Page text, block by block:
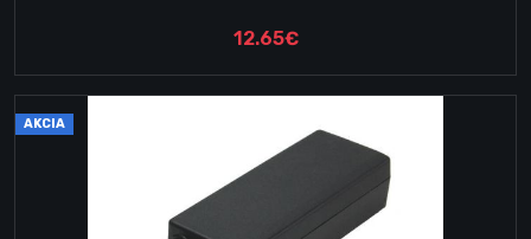
12.65€
AKCIA